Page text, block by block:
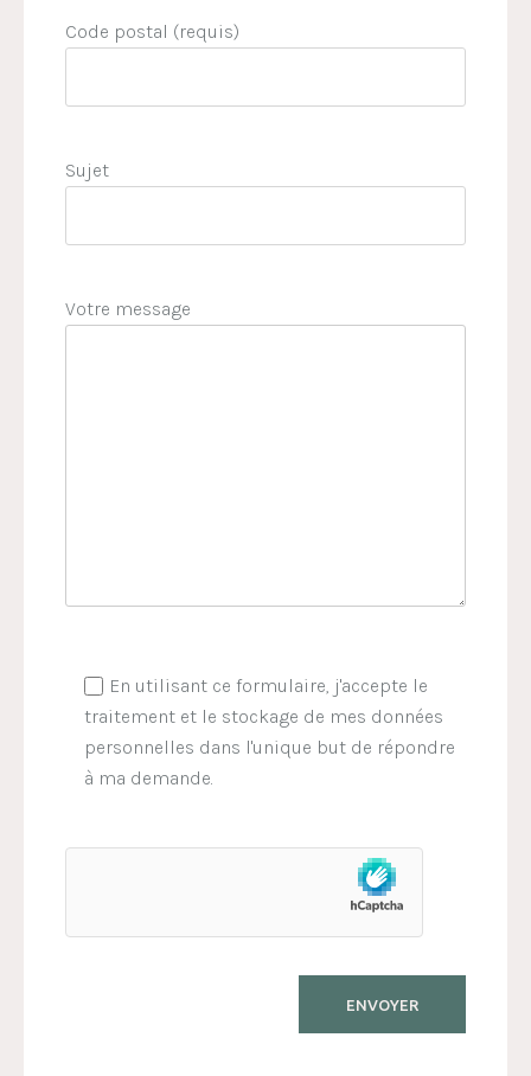
Code postal (requis)
Sujet
Votre message
En utilisant ce formulaire, j'accepte le
traitement et le stockage de mes données
personnelles dans l'unique but de répondre
à ma demande.